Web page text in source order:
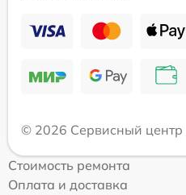
© 2026 Сервисный центр
Стоимость ремонта
Оплата и доставка